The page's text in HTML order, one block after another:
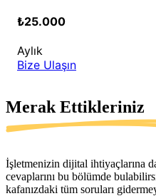
₺25.000
Aylık
Bize Ulaşın
Merak Ettikleriniz
İşletmenizin dijital ihtiyaçlarına
cevaplarını bu bölümde
kafanızdaki tüm soruları